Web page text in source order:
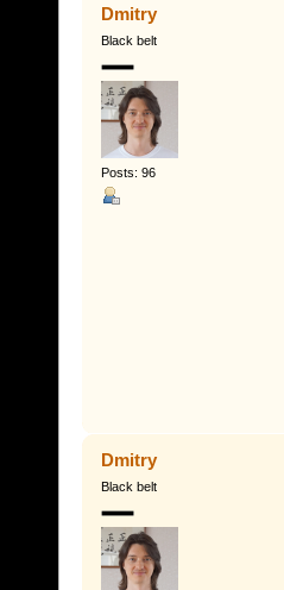
Dmitry
Black belt
Posts: 96
Dmitry
Black belt